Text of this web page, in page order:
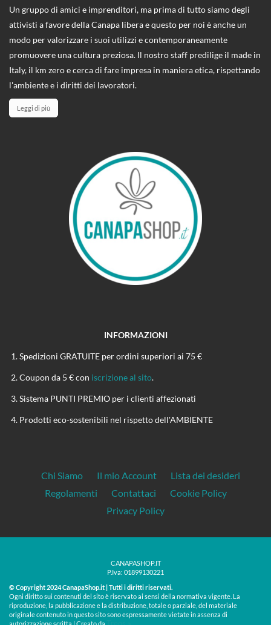
Un gruppo di amici e imprenditori, ma prima di tutto siamo degli
attivisti a favore della Canapa libera e questo per noi è anche un
modo per valorizzare i suoi utilizzi e contemporaneamente
promuovere una cultura preziosa. Il nostro staff predilige il made in
Italy, il km zero e cerca di fare impresa in maniera etica, rispettando
l'ambiente e i diritti dei lavoratori.
Leggi di più
INFORMAZIONI
Spedizioni GRATUITE per ordini superiori ai 75 €
Coupon da 5 € con iscrizione al sito.
Sistema PUNTI PREMIO per i clienti affezionati
Prodotti eco-sostenibili nel rispetto dell'AMBIENTE
Chi Siamo Il mio Account
Lista dei desideri
Regolamenti
Contattaci
Cookie Policy
Privacy Policy
CANAPASHOP.IT
P.Iva: 01899130221
© Copyright 2024 CanapaShop.it | Tutti i diritti riservati.
Ogni diritto sui contenuti del sito è riservato ai sensi della normativa vigente. La
riproduzione, la pubblicazione e la distribuzione, totale o parziale, del materiale
originale contenuto in questo sito sono espressamente vietate in assenza di
autorizzazione scritta | Creato da